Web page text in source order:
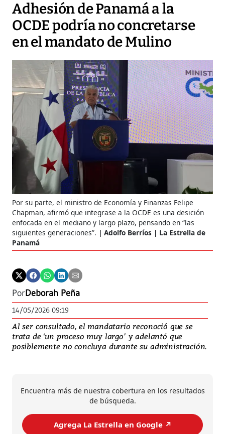
Adhesión de Panamá a la
OCDE podría no concretarse
en el mandato de Mulino
Por su parte, el ministro de Economía y Finanzas Felipe
Chapman, afirmó que integrase a la OCDE es una desición
enfocada en el mediano y largo plazo, pensando en “las
siguientes generaciones”.
Adolfo Berríos | La Estrella de
Panamá
PorDeborah Peña
14/05/2026 09:19
Al ser consultado, el mandatario reconoció que se
trata de ‘un proceso muy largo’ y adelantó que
posiblemente no concluya durante su administración.
Encuentra más de nuestra cobertura en los resultados
de búsqueda.
Agrega La Estrella en Google ↗️